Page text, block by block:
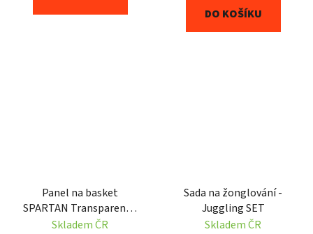
DO KOŠÍKU
Panel na basket
SPARTAN Transparent -
110 x 75 cm
Skladem ČR
Sada na žonglování -
Juggling SET
Skladem ČR